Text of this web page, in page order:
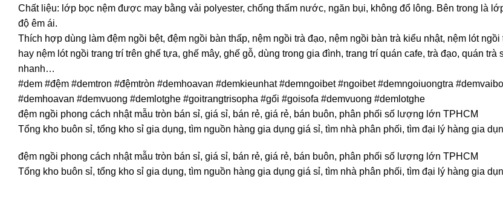
Chất liệu: lớp bọc nệm được may bằng vải polyester, chống thấm nước, ngăn bụi, không đổ lông. Bên trong là
độ êm ái.
Thích hợp dùng làm đệm ngồi bệt, đệm ngồi bàn thấp, nệm ngồi trà đạo, nệm ngồi bàn trà kiểu nhật, nệm lót
hay nệm lót ngồi trang trí trên ghế tựa, ghế mây, ghế gỗ, dùng trong gia đình, trang trí quán cafe, trà đạo, quán trà
nhanh…
#dem #đệm #demtron #đệmtròn #demhoavan #demkieunhat #demngoibet #ngoibet #demngoiuongtra
#demhoavan #demvuong #demlotghe #goitrangtrisopha #gối #goisofa #demvuong #demlotghe
đệm ngồi phong cách nhật mẫu tròn bán sỉ, giá sỉ, bán rẻ, giá rẻ, bán buôn, phân phối số lượng lớn TPHCM
Tổng kho buôn sỉ, tổng kho sỉ gia dụng, tìm nguồn hàng gia dụng giá sỉ, tìm nhà phân phối, tìm đại lý hàng gia
đệm ngồi phong cách nhật mẫu tròn bán sỉ, giá sỉ, bán rẻ, giá rẻ, bán buôn, phân phối số lượng lớn TPHCM
Tổng kho buôn sỉ, tổng kho sỉ gia dụng, tìm nguồn hàng gia dụng giá sỉ, tìm nhà phân phối, tìm đại lý hàng gia